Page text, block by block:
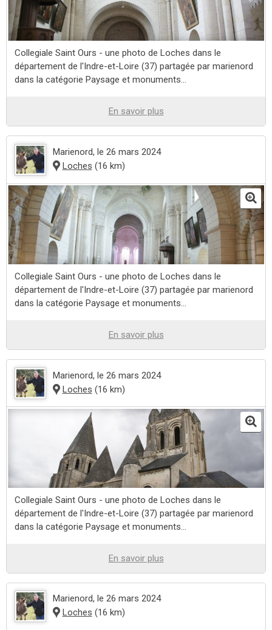
Collegiale Saint Ours - une photo de Loches dans le
département de l'Indre-et-Loire (37) partagée par marienord
dans la catégorie Paysage et monuments...
En savoir plus
Marienord, le 26 mars 2024
Loches (16 km)
Collegiale Saint Ours - une photo de Loches dans le
département de l'Indre-et-Loire (37) partagée par marienord
dans la catégorie Paysage et monuments...
En savoir plus
Marienord, le 26 mars 2024
Loches (16 km)
Collegiale Saint Ours - une photo de Loches dans le
département de l'Indre-et-Loire (37) partagée par marienord
dans la catégorie Paysage et monuments...
En savoir plus
Marienord, le 26 mars 2024
Loches (16 km)